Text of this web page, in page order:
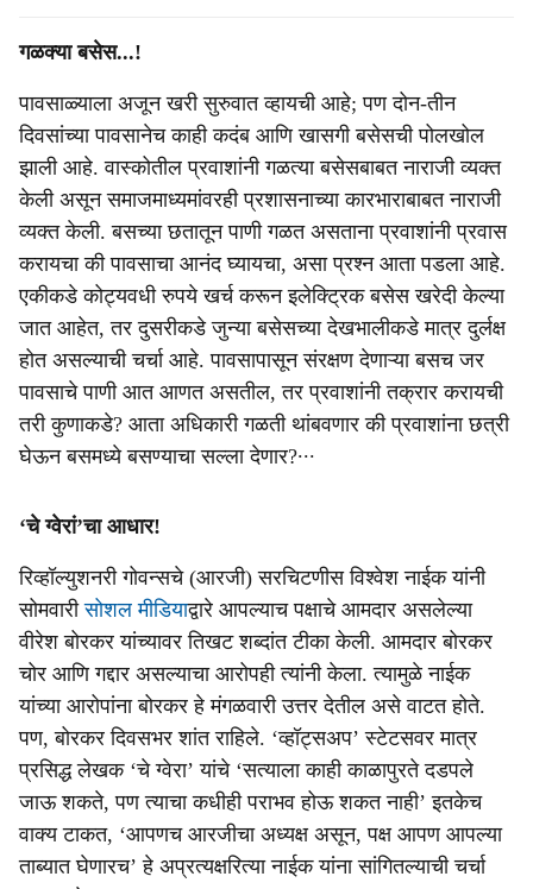
गळक्या बसेस...!
पावसाळ्याला अजून खरी सुरुवात व्हायची आहे; पण दोन-तीन
दिवसांच्या पावसानेच काही कदंब आणि खासगी बसेसची पोलखोल
झाली आहे. वास्कोतील प्रवाशांनी गळत्या बसेसबाबत नाराजी व्यक्त
केली असून समाजमाध्यमांवरही प्रशासनाच्या कारभाराबाबत नाराजी
व्यक्त केली. बसच्या छतातून पाणी गळत असताना प्रवाशांनी प्रवास
करायचा की पावसाचा आनंद घ्यायचा, असा प्रश्न आता पडला आहे.
एकीकडे कोट्यवधी रुपये खर्च करून इलेक्ट्रिक बसेस खरेदी केल्या
जात आहेत, तर दुसरीकडे जुन्या बसेसच्या देखभालीकडे मात्र दुर्लक्ष
होत असल्याची चर्चा आहे. पावसापासून संरक्षण देणाऱ्या बसच जर
पावसाचे पाणी आत आणत असतील, तर प्रवाशांनी तक्रार करायची
तरी कुणाकडे? आता अधिकारी गळती थांबवणार की प्रवाशांना छत्री
घेऊन बसमध्ये बसण्याचा सल्ला देणार?∙∙∙
‘चे ग्‍वेरां’चा आधार!
रिव्‍हॉल्‍युशनरी गोवन्‍सचे (आरजी) सरचिटणीस विश्‍‍वेश नाईक यांनी
सोमवारीसोशल मीडियाद्वारे आपल्‍याच पक्षाचे आमदार असलेल्‍या
वीरेश बोरकर यांच्‍यावर तिखट शब्‍दांत टीका केली. आमदार बोरकर
चोर आणि गद्दार असल्‍याचा आरोपही त्‍यांनी केला. त्‍यामुळे नाईक
यांच्‍या आरोपांना बोरकर हे मंगळवारी उत्तर देतील असे वाटत होते.
पण, बोरकर दिवसभर शांत राहिले. ‘व्‍हॉट्सअप’ स्‍टेटसवर मात्र
प्रसिद्ध लेखक ‘चे ग्‍वेरा’ यांचे ‘सत्‍याला काही काळापुरते दडपले
जाऊ शकते, पण त्‍याचा कधीही पराभव होऊ शकत नाही’ इतकेच
वाक्‍य टाकत, ‘आपणच आरजीचा अध्‍यक्ष असून, पक्ष आपण आपल्‍या
ताब्‍यात घेणारच’ हे अप्रत्‍यक्षरित्‍या नाईक यांना सांगितल्‍याची चर्चा